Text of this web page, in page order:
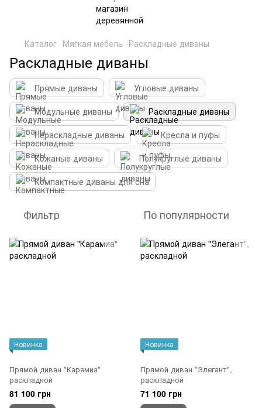
Каталог Мягкая мебель Раскладные диваны
Раскладные диваны
Прямые диваны
Угловые диваны
Модульные диваны
Раскладные диваны
Нераскладные диваны
Кресла и пуфы
Кожаные диваны
Полукруглые диваны
Компактные диваны для сна
Фильтр По популярности
Новинка
Прямой диван "Карамиа"
раскладной
81 100 грн
Новинка
Прямой диван "Элегант",
раскладной
71 100 грн